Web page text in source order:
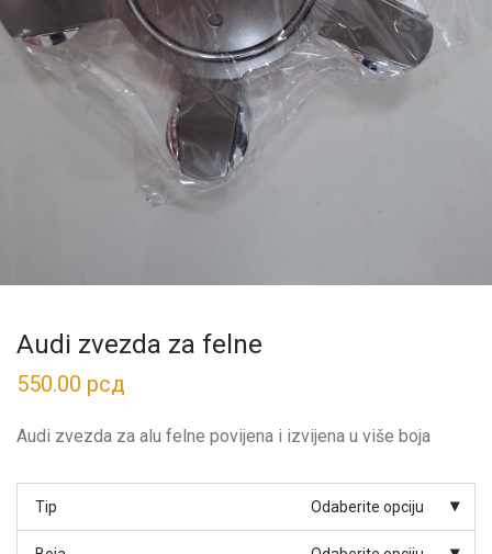
Audi zvezda za felne
550.00 рсд
Audi zvezda za alu felne povijena i izvijena u više boja
Tip Odaberite opciju